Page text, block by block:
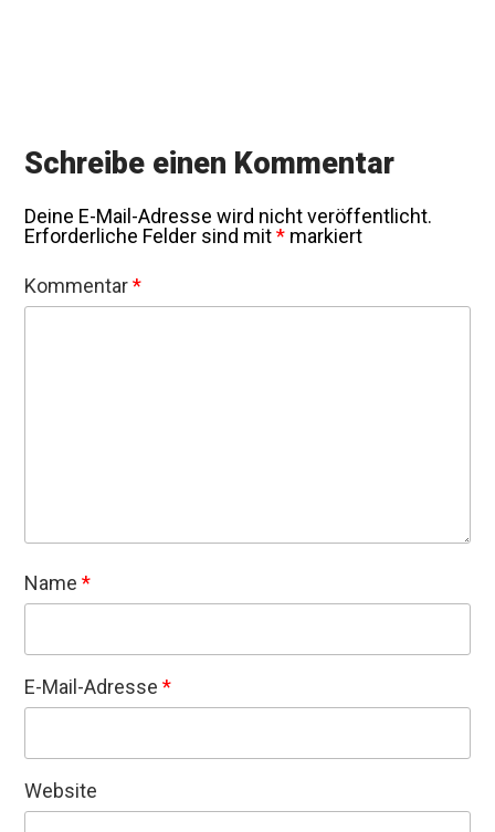
Schreibe einen Kommentar
Deine E-Mail-Adresse wird nicht veröffentlicht.
Erforderliche Felder sind mit* markiert
Kommentar*
Name*
E-Mail-Adresse*
Website